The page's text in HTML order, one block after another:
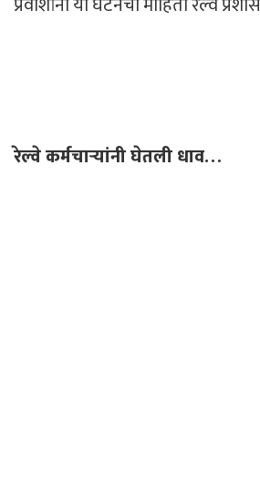
रेल्वे कर्मचाऱ्यांनी घेतली धाव…